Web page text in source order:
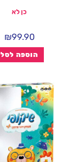
כן לא
₪99.90
הוספה לסל